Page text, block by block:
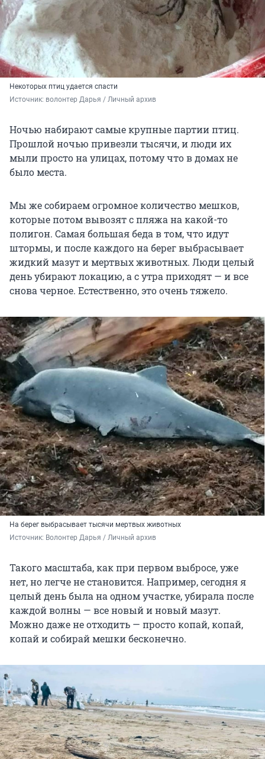
Некоторых птиц удается спасти
Источник: волонтер Дарья / Личный архив
Ночью набирают самые крупные партии птиц.
Прошлой ночью привезли тысячи, и люди их
мыли просто на улицах, потому что в домах не
было места.
Мы же собираем огромное количество мешков,
которые потом вывозят с пляжа на какой-то
полигон. Самая большая беда в том, что идут
штормы, и после каждого на берег выбрасывает
жидкий мазут и мертвых животных. Люди целый
день убирают локацию, а с утра приходят — и все
снова черное. Естественно, это очень тяжело.
На берег выбрасывает тысячи мертвых животных
Источник: Волонтер Дарья / Личный архив
Такого масштаба, как при первом выбросе, уже
нет, но легче не становится. Например, сегодня я
целый день была на одном участке, убирала после
каждой волны — все новый и новый мазут.
Можно даже не отходить — просто копай, копай,
копай и собирай мешки бесконечно.